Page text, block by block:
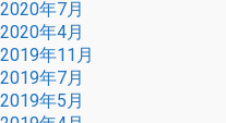
2020年7月
2020年4月
2019年11月
2019年7月
2019年5月